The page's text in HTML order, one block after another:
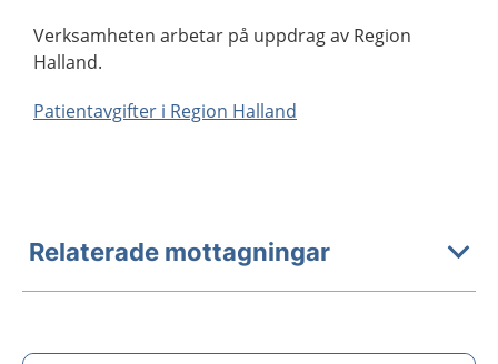
Verksamheten arbetar på uppdrag av Region
Halland.
Patientavgifter i Region Halland
Relaterade mottagningar